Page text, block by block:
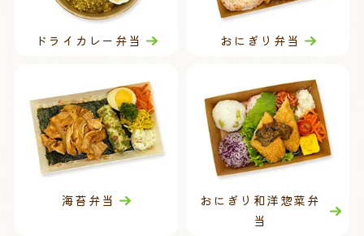
ドライカレー弁当 おにぎり弁当
海苔弁当
おにぎり和洋惣菜弁
当